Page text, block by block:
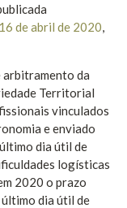
de abril de 2020,
arbitramento da
Territorial
vinculados
e enviado
dia útil de
logísticas
2020 o prazo
dia útil de